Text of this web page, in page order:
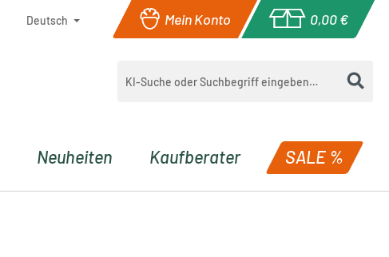
Deutsch Mein Konto 0,00 €
Warenkorb
Neuheiten Kaufberater SALE %